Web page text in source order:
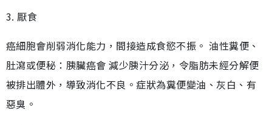
3. 厭食
癌細胞會削弱消化能力，間接造成食慾不振。 油性糞便、
肚瀉或便秘：胰臟癌會 減少胰汁分泌，令脂肪未經分解便
被排出體外，導致消化不良。症狀為糞便變油、灰白、有
惡臭。